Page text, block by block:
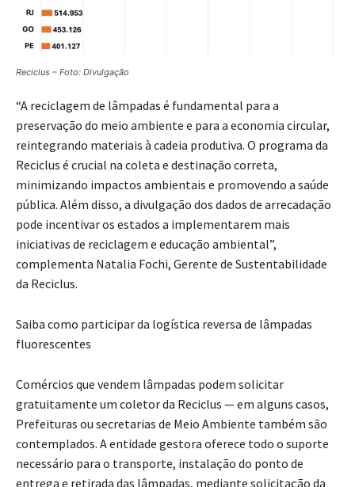
Reciclus – Foto: Divulgação
“A reciclagem de lâmpadas é fundamental para a
preservação do meio ambiente e para a economia circular,
reintegrando materiais à cadeia produtiva. O programa da
Reciclus é crucial na coleta e destinação correta,
minimizando impactos ambientais e promovendo a saúde
pública. Além disso, a divulgação dos dados de arrecadação
pode incentivar os estados a implementarem mais
iniciativas de reciclagem e educação ambiental”,
complementa Natalia Fochi, Gerente de Sustentabilidade
da Reciclus.
Saiba como participar da logística reversa de lâmpadas
fluorescentes
Comércios que vendem lâmpadas podem solicitar
gratuitamente um coletor da Reciclus — em alguns casos,
Prefeituras ou secretarias de Meio Ambiente também são
contemplados. A entidade gestora oferece todo o suporte
necessário para o transporte, instalação do ponto de
entrega e retirada das lâmpadas, mediante solicitação da